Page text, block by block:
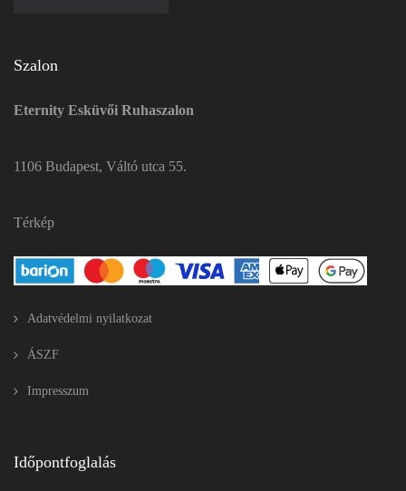
Szalon
Eternity Esküvői Ruhaszalon
1106 Budapest, Váltó utca 55.
Térkép
Adatvédelmi nyilatkozat
ÁSZF
Impresszum
Időpontfoglalás